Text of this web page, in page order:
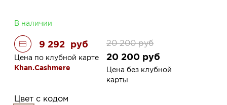
В наличии
9 292 руб
Цена по клубной карте
Khan.Cashmere
20 200 руб
20 200 руб
Цена без клубной
карты
Цвет с кодом